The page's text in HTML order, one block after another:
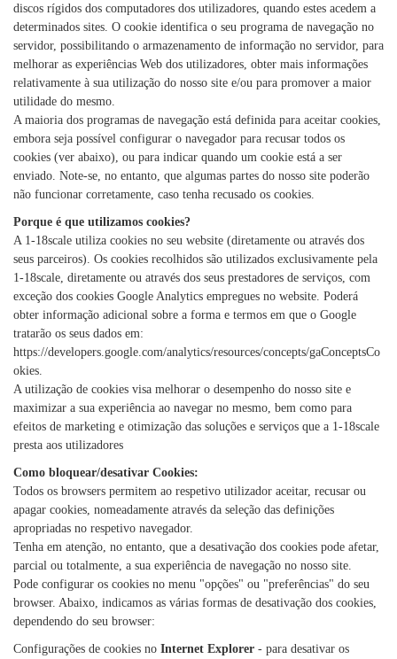
discos rígidos dos computadores dos utilizadores, quando estes acedem a
determinados sites. O cookie identifica o seu programa de navegação no
servidor, possibilitando o armazenamento de informação no servidor, para
melhorar as experiências Web dos utilizadores, obter mais informações
relativamente à sua utilização do nosso site e/ou para promover a maior
utilidade do mesmo.
A maioria dos programas de navegação está definida para aceitar cookies,
embora seja possível configurar o navegador para recusar todos os
cookies (ver abaixo), ou para indicar quando um cookie está a ser
enviado. Note-se, no entanto, que algumas partes do nosso site poderão
não funcionar corretamente, caso tenha recusado os cookies.
Porque é que utilizamos cookies?
A 1-18scale utiliza cookies no seu website (diretamente ou através dos
seus parceiros). Os cookies recolhidos são utilizados exclusivamente pela
1-18scale, diretamente ou através dos seus prestadores de serviços, com
exceção dos cookies Google Analytics empregues no website. Poderá
obter informação adicional sobre a forma e termos em que o Google
tratarão os seus dados em:
https://developers.google.com/analytics/resources/concepts/gaConceptsCo
okies.
A utilização de cookies visa melhorar o desempenho do nosso site e
maximizar a sua experiência ao navegar no mesmo, bem como para
efeitos de marketing e otimização das soluções e serviços que a 1-18scale
presta aos utilizadores
Como bloquear/desativar Cookies:
Todos os browsers permitem ao respetivo utilizador aceitar, recusar ou
apagar cookies, nomeadamente através da seleção das definições
apropriadas no respetivo navegador.
Tenha em atenção, no entanto, que a desativação dos cookies pode afetar,
parcial ou totalmente, a sua experiência de navegação no nosso site.
Pode configurar os cookies no menu "opções" ou "preferências" do seu
browser. Abaixo, indicamos as várias formas de desativação dos cookies,
dependendo do seu browser:
Configurações de cookies no Internet Explorer - para desativar os